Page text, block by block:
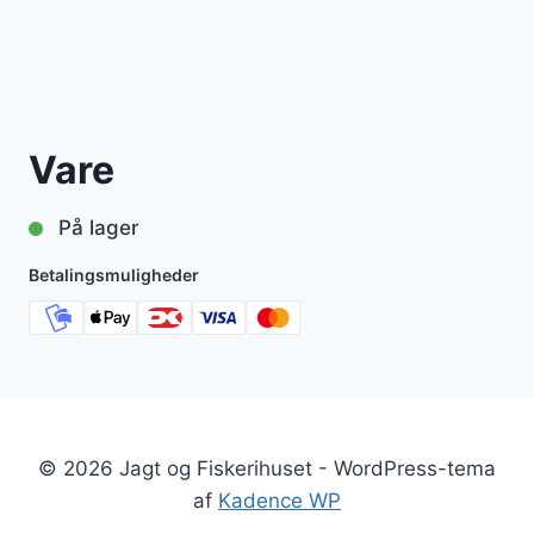
Vare
På lager
Betalingsmuligheder
© 2026 Jagt og Fiskerihuset - WordPress-tema
af Kadence WP